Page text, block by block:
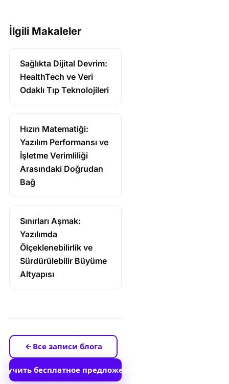
İlgili Makaleler
Sağlıkta Dijital Devrim:
HealthTech ve Veri
Odaklı Tıp Teknolojileri
Hızın Matematiği:
Yazılım Performansı ve
İşletme Verimliliği
Arasındaki Doğrudan
Bağ
Sınırları Aşmak:
Yazılımda
Ölçeklenebilirlik ve
Sürdürülebilir Büyüme
Altyapısı
Все записи блога
бесплатное предложение